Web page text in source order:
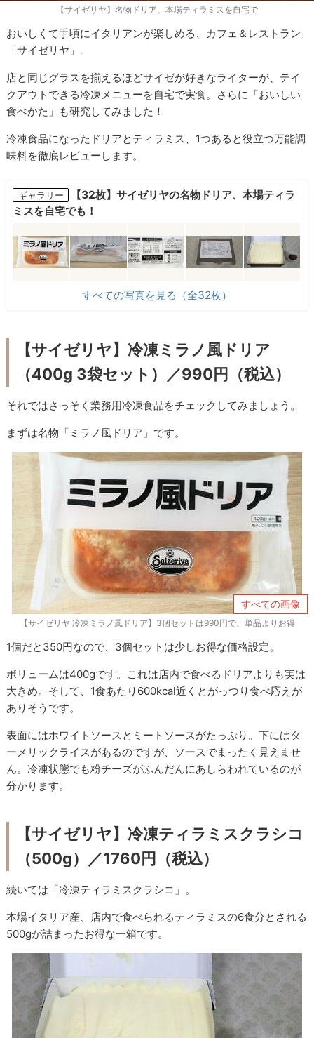
【サイゼリヤ】名物ドリア、本場ティラミスを自宅で
おいしくて手頃にイタリアンが楽しめる、カフェ＆レストラン
「サイゼリヤ」。
店と同じグラスを揃えるほどサイゼが好きなライターが、テイ
クアウトできる冷凍メニューを自宅で実食。さらに「おいしい
食べかた」も研究してみました！
冷凍食品になったドリアとティラミス、1つあると役立つ万能調
味料を徹底レビューします。
ギャラリー
【32枚】サイゼリヤの名物ドリア、本場ティラ
ミスを自宅でも！
すべての写真を見る（全32枚）
【サイゼリヤ】冷凍ミラノ風ドリア
（400g 3袋セット）／990円（税込）
それではさっそく業務用冷凍食品をチェックしてみましょう。
まずは名物「ミラノ風ドリア」です。
すべての画像
【サイゼリヤ 冷凍ミラノ風ドリア】3個セットは990円で、単品よりお得
1個だと350円なので、3個セットは少しお得な価格設定。
ボリュームは400gです。これは店内で食べるドリアよりも実は
大きめ。そして、1食あたり600kcal近くとがっつり食べ応えが
ありそうです。
表面にはホワイトソースとミートソースがたっぷり。下にはタ
ーメリックライスがあるのですが、ソースでまったく見えませ
ん。冷凍状態でも粉チーズがふんだんにあしらわれているのが
分かります。
【サイゼリヤ】冷凍ティラミスクラシコ
（500g）／1760円（税込）
続いては「冷凍ティラミスクラシコ」。
本場イタリア産、店内で食べられるティラミスの6食分とされる
500gが詰まったお得な一箱です。